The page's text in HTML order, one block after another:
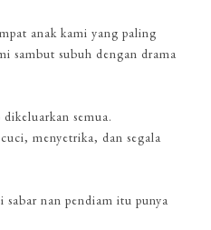
anak kami yang paling
sambut subuh dengan drama
semua.
menyetrika, dan segala
sabar nan pendiam itu punya